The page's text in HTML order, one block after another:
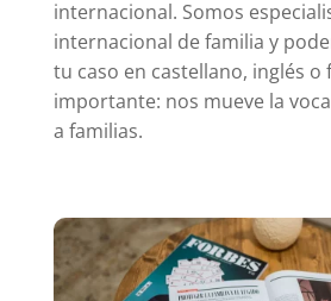
internacional. Somos
internacional de familia y
tu caso en castellano, inglés o
importante: nos mueve la
a familias.